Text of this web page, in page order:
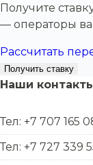
Получите
— операторы
Рассчитать
Получить ставку
Наши
Тел: +7 707 165
Тел: +7 727 339